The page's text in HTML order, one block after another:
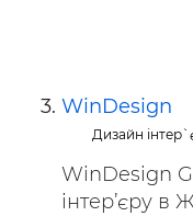
WinDesign
Дизайн
WinDesign
інтер’єру